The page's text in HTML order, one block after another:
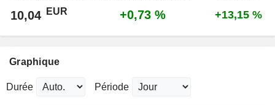
10,04 EUR +0,73 % +13,15 %
Graphique
Durée Période